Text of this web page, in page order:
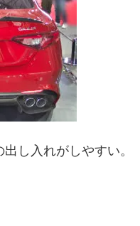
し入れがしやすい。